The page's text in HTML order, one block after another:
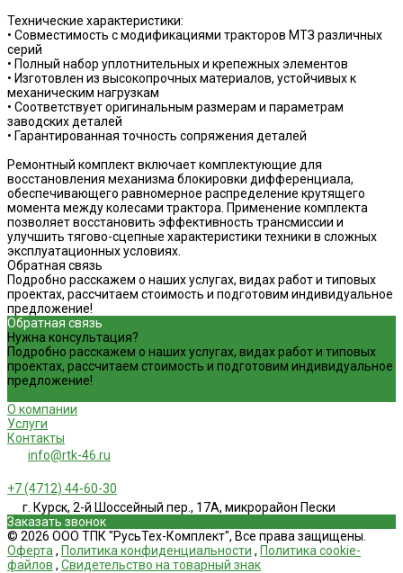
Технические характеристики:
• Совместимость с модификациями тракторов МТЗ различных
серий
• Полный набор уплотнительных и крепежных элементов
• Изготовлен из высокопрочных материалов, устойчивых к
механическим нагрузкам
• Соответствует оригинальным размерам и параметрам
заводских деталей
• Гарантированная точность сопряжения деталей
Ремонтный комплект включает комплектующие для
восстановления механизма блокировки дифференциала,
обеспечивающего равномерное распределение крутящего
момента между колесами трактора. Применение комплекта
позволяет восстановить эффективность трансмиссии и
улучшить тягово-сцепные характеристики техники в сложных
эксплуатационных условиях.
Обратная связь
Подробно расскажем о наших услугах, видах работ и типовых
проектах, рассчитаем стоимость и подготовим индивидуальное
предложение!
Обратная связь
Нужна консультация?
Подробно расскажем о наших услугах, видах работ и типовых
проектах, рассчитаем стоимость и подготовим индивидуальное
предложение!
О компании
Услуги
Контакты
info@rtk-46.ru
+7 (4712) 44-60-30
г. Курск, 2-й Шоссейный пер., 17А, микрорайон Пески
Заказать звонок
© 2026 ООО ТПК "РусьТех-Комплект", Все права защищены.
Оферта , Политика конфиденциальности , Политика cookie-
файлов , Свидетельство на товарный знак